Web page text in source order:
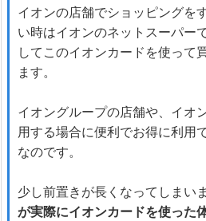
イオンの店舗でショッピングを
い時はイオンのネットスーパー
してこのイオンカードを使って
ます。
イオングループの店舗や、イオ
用する場合に便利でお得に利用
なのです。
少し前置きが長くなってしまい
が実際にイオンカードを使った